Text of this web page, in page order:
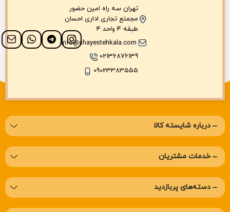
تهران سه راه امین حضور
مجمتع تجاری اداری احسان
طبقه 4 واحد 4
info@shayestehkala.com
02136876139
09023383555
درباره‌ شایسته کالا
خدمات مشتریان
دسته‌های پربازدید